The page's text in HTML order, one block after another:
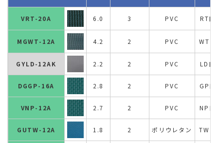
VRT-20A 6.0 3 PVC RT目
MGWT-12A 4.2 2 PVC WT目
GYLD-12AK 2.2 2 PVC LD目
DGGP-16A 2.8 2 PVC GP目
VNP-12A 2.7 2 PVC NP目
GUTW-12A 1.8 2 ポリウレタン TW目